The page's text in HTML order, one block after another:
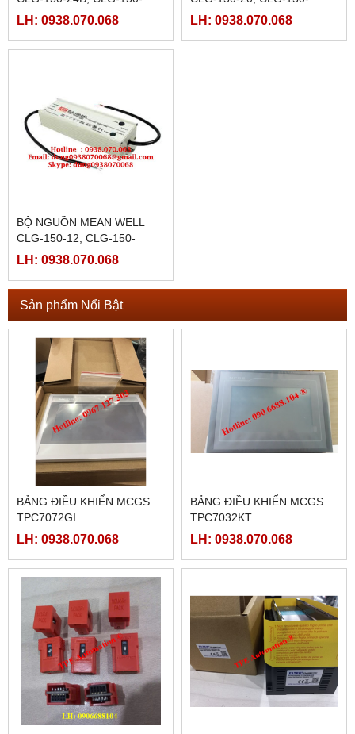
24C,CLG-150-30,CLG-150-
LH: 0938.070.068
20A,CLG-150-20B,CLG-150-
LH: 0938.070.068
BỘ NGUỒN MEAN WELL
CLG-150-12, CLG-150-
12A,CLG-150-12B,CLG-150-
LH: 0938.070.068
Sản phẩm Nổi Bật
BẢNG ĐIỀU KHIỂN MCGS
TPC7072GI
LH: 0938.070.068
BẢNG ĐIỀU KHIỂN MCGS
TPC7032KT
LH: 0938.070.068